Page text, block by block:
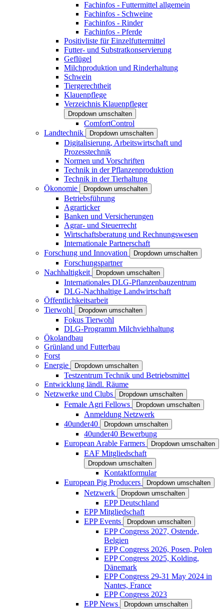
Fachinfos - Futtermittel allgemein
Fachinfos - Schweine
Fachinfos - Rinder
Fachinfos - Pferde
Positivliste für Einzelfuttermittel
Futter- und Substratkonservierung
Geflügel
Milchproduktion und Rinderhaltung
Schwein
Tiergerechtheit
Klauenpflege
Verzeichnis Klauenpfleger
Dropdown umschalten
ComfortControl
Landtechnik
Dropdown umschalten
Digitalisierung, Arbeitswirtschaft und
Prozesstechnik
Normen und Vorschriften
Technik in der Pflanzenproduktion
Technik in der Tierhaltung
Ökonomie
Dropdown umschalten
Betriebsführung
Agrarticker
Banken und Versicherungen
Agrar- und Steuerrecht
Wirtschaftsberatung und Rechnungswesen
Internationale Partnerschaft
Forschung und Innovation
Dropdown umschalten
Forschungspartner
Nachhaltigkeit
Dropdown umschalten
Internationales DLG-Pflanzenbauzentrum
DLG-Nachhaltige Landwirtschaft
Öffentlichkeitsarbeit
Tierwohl
Dropdown umschalten
Fokus Tierwohl
DLG-Programm Milchviehhaltung
Ökolandbau
Grünland und Futterbau
Forst
Energie
Dropdown umschalten
Testzentrum Technik und Betriebsmittel
Entwicklung ländl. Räume
Netzwerke und Clubs
Dropdown umschalten
Female Agri Fellows Dropdown umschalten
Anmeldung Netzwerk
40under40
Dropdown umschalten
40under40 Bewerbung
European Arable Farmers
Dropdown umschalten
EAF Mitgliedschaft
Dropdown umschalten
Kontaktformular
European Pig Producers
Dropdown umschalten
Netzwerk Dropdown umschalten
EPP Deutschland
EPP Mitgliedschaft
EPP Events
Dropdown umschalten
EPP Congress 2027, Ostende,
Belgien
EPP Congress 2026, Posen, Polen
EPP Congress 2025, Kolding,
Dänemark
EPP Congress 29-31 May 2024 in
Nantes, France
EPP Congress 2023
EPP News
Dropdown umschalten